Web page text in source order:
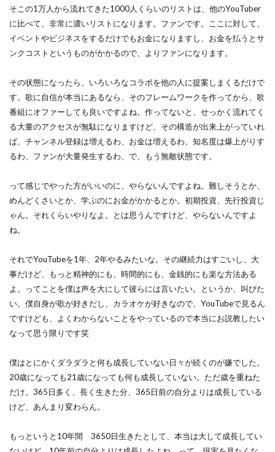
そこの1万人から流れてきた1000人くらいのリストは、他のYouTuber
に比べて、非常に濃いリストになります。ファンです。ここに対して、
イベントやビジネスをするだけでもお金になりますし、お金を払うとサ
ンクコストというものがかかるので、よりファンになります。
その状態になったら、いろいろなコラボを他の人に提案しまくるだけで
す。歌に自信が本当にあるなら、そのフレームワークを作ってから、歌
番組にオファーしても良いですよね。作ってないと、せっかく流れてく
る大量のアクセスが無駄になりますけど、その構造が出来上がっていれ
ば、チャンネル登録は増えるわ、お金は増えるわ、知名度は爆上がりす
るわ、ファンが大量発生するわ、で、もう無敵状態です。
って感じでやった方がいいのに、やらないんですよね。難しそうとか、
めんどくさいとか、学ぶのにお金がかかるとか。初期投資、先行投資じ
ゃん。それくらいやりなよ。とは思うんですけど、やらないんですよ
ね。
それでYouTubeを1年、2年やるみたいな。その継続力はすごいし、大
事だけど、もっと精神的にも、時間的にも、金銭的にも楽な方法ある
よ。ってことを僕は声を大にして彼らには言いたい。というか、叫びた
い。僕自身が歌が好きだし、カラオケが好きなので、YouTubeで見るん
ですけども、よくわからないことをやっているので本当にお説教したい
なって思う限りです笑
僕はとにかくダラダラと何も成長していない日々が続くのが嫌でした。
20歳になっても21歳になっても何も成長していない。ただ歳を重ねた
だけ。365日多く、長く生きた分、365日前の自分よりは成長している
けど、あんまり変わらん。
もっというと10年間 3650日生きたとして、本当は大して成長してい